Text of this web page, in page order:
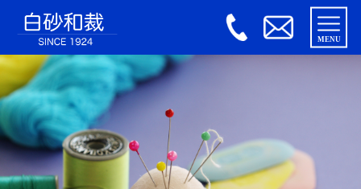
MENU
HOME